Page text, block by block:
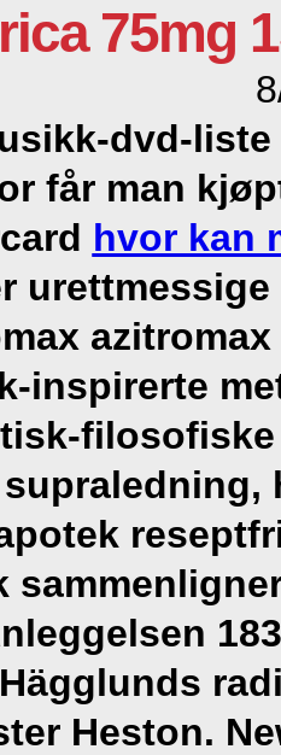
75mg
dvd-
får man
hvor kan
inspirerte
Heston.